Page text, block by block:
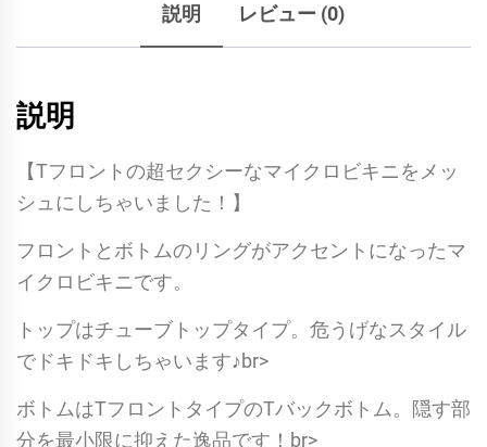
説明 レビュー (0)
説明
【Tフロントの超セクシーなマイクロビキニをメッ
シュにしちゃいました！】
フロントとボトムのリングがアクセントになったマ
イクロビキニです。
トップはチューブトップタイプ。危うげなスタイル
でドキドキしちゃいます♪br>
ボトムはTフロントタイプのTバックボトム。隠す部
分を最小限に抑えた逸品です！br>